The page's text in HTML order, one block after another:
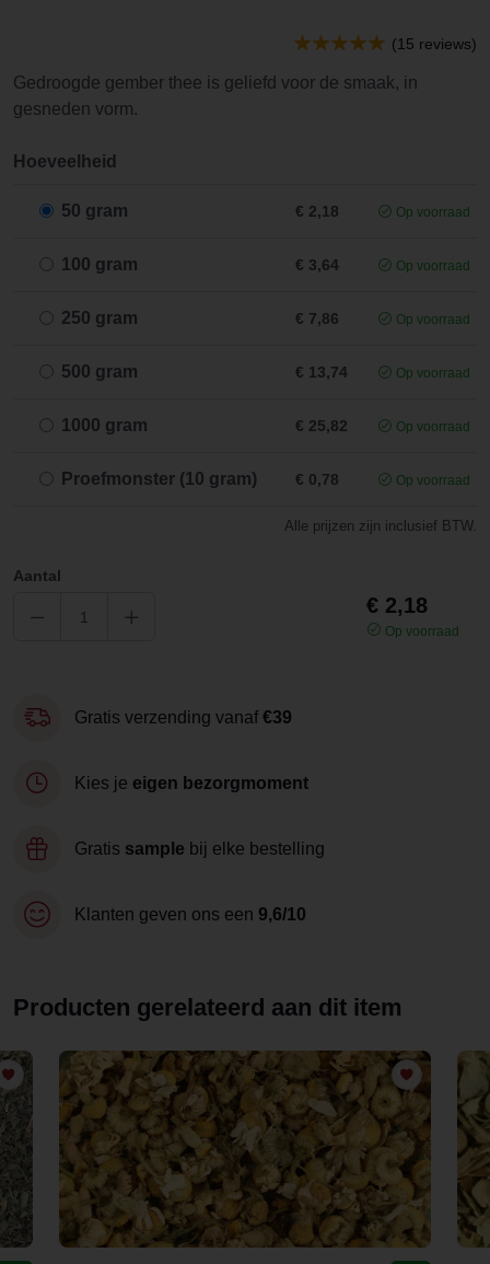
(15 reviews)
Gedroogde gember thee is geliefd voor de smaak, in
gesneden vorm.
Hoeveelheid
50 gram € 2,18 Op voorraad
100 gram € 3,64 Op voorraad
250 gram € 7,86 Op voorraad
500 gram € 13,74 Op voorraad
1000 gram € 25,82 Op voorraad
Proefmonster (10 gram) € 0,78 Op voorraad
Alle prijzen zijn inclusief BTW.
Aantal
€ 2,18
Op voorraad
Gratis verzending vanaf €39
Kies je eigen bezorgmoment
Gratis sample bij elke bestelling
Klanten geven ons een 9,6/10
Producten gerelateerd aan dit item